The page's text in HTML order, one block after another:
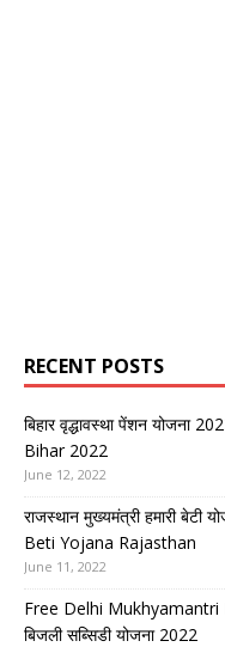
RECENT POSTS
बिहार वृद्धावस्था पेंशन
Bihar 2022
June 12, 2022
राजस्थान मुख्यमंत्री हमारी
Beti Yojana Rajasthan
June 11, 2022
Free Delhi Mukhyamantri
बिजली सब्सिडी योजना 2022